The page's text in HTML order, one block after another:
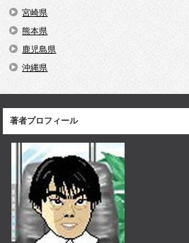
宮崎県
熊本県
鹿児島県
沖縄県
著者プロフィール